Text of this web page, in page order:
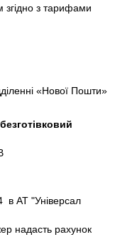
згідно з тарифами
«Нової Пошти»
в АТ "Універсал
надасть рахунок